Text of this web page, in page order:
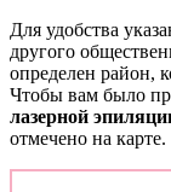
Для удобства
другого
определен район,
Чтобы вам было
лазерной
отмечено на карте.